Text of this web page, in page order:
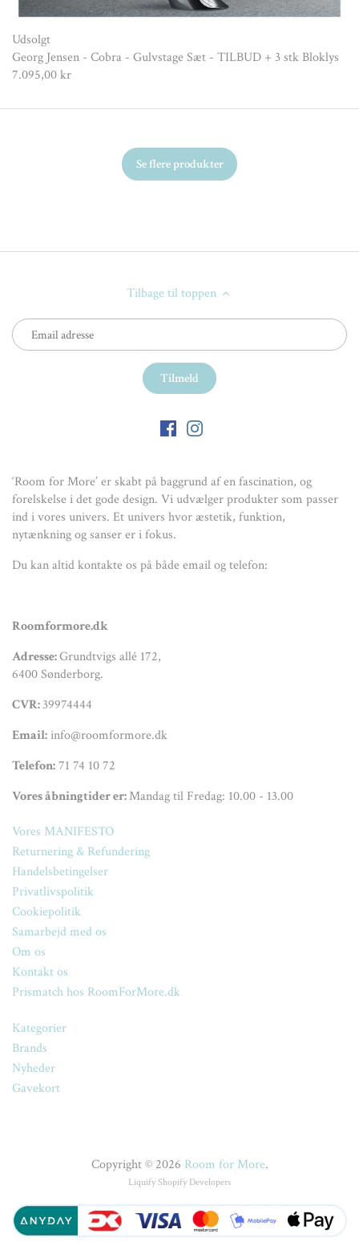
Udsolgt
Georg Jensen - Cobra - Gulvstage Sæt - TILBUD + 3 stk Bloklys
7.095,00 kr
Se flere produkter
Tilbage til toppen
‘Room for More’ er skabt på baggrund af en fascination, og
forelskelse i det gode design. Vi udvælger produkter som passer
ind i vores univers. Et univers hvor æstetik, funktion,
nytænkning og sanser er i fokus.
Du kan altid kontakte os på både email og telefon:
Roomformore.dk
Adresse:Grundtvigs allé 172,
6400 Sønderborg.
CVR:39974444
Email:info@roomformore.dk
Telefon:71 74 10 72
Vores åbningtider er:Mandag til Fredag: 10.00 - 13.00
Vores MANIFESTO
Returnering & Refundering
Handelsbetingelser
Privatlivspolitik
Cookiepolitik
Samarbejd med os
Om os
Kontakt os
Prismatch hos RoomForMore.dk
Kategorier
Brands
Nyheder
Gavekort
Copyright © 2026 Room for More.
Liquify Shopify Developers